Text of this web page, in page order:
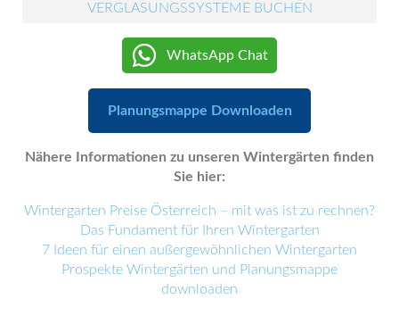
VERGLASUNGSSYSTEME BUCHEN
WhatsApp Chat
Planungsmappe Downloaden
Nähere Informationen zu unseren Wintergärten finden
Sie hier:
Wintergarten Preise Österreich – mit was ist zu rechnen?
Das Fundament für Ihren Wintergarten
7 Ideen für einen außergewöhnlichen Wintergarten
Prospekte Wintergärten und Planungsmappe
downloaden